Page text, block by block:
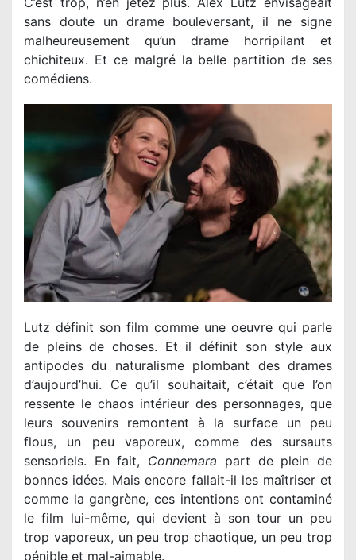
sans doute un drame bouleversant, il ne signe
malheureusement qu’un drame horripilant et
chichiteux. Et ce malgré la belle partition de ses
comédiens.
Lutz définit son film comme une oeuvre qui parle
de pleins de choses. Et il définit son style aux
antipodes du naturalisme plombant des drames
d’aujourd’hui. Ce qu’il souhaitait, c’était que l’on
ressente le chaos intérieur des personnages, que
leurs souvenirs remontent à la surface un peu
flous, un peu vaporeux, comme des sursauts
sensoriels. En fait, Connemara part de plein de
bonnes idées. Mais encore fallait-il les maîtriser et
comme la gangrène, ces intentions ont contaminé
le film lui-même, qui devient à son tour un peu
trop vaporeux, un peu trop chaotique, un peu trop
pénible et mal-aimable.